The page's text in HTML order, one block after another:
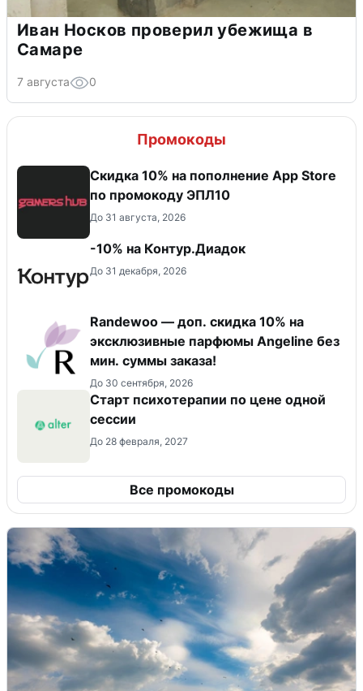
Иван Носков проверил убежища в
Самаре
7 августа 0
Промокоды
Скидка 10% на пополнение App Store
по промокоду ЭПЛ10
До 31 августа, 2026
-10% на Контур.Диадок
До 31 декабря, 2026
Randewoo — доп. скидка 10% на
эксклюзивные парфюмы Angeline без
мин. суммы заказа!
До 30 сентября, 2026
Старт психотерапии по цене одной
сессии
До 28 февраля, 2027
Все промокоды